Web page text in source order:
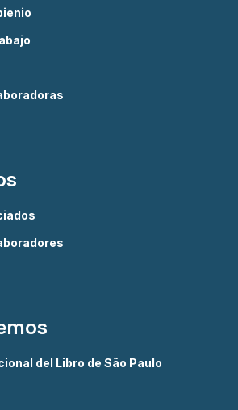
del Libro de São Paulo